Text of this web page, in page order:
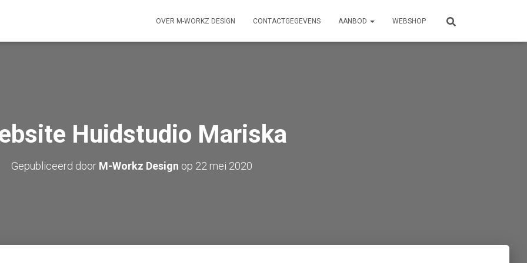
OVER M-WORKZ DESIGN CONTACTGEGEVENS AANBOD WEBSHOP
Huidstudio Mariska
Gepubliceerd door M-Workz Design op 22 mei 2020